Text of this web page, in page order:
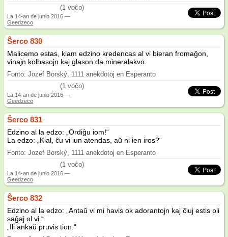
(1 voĉo)
La 14-an de junio 2016 —
Geedzeco
Ŝerco 830
Malicemo estas, kiam edzino kredencas al vi bieran fromaĝon,
vinajn kolbasojn kaj glason da mineralakvo.
Fonto: Jozef Borský, 1111 anekdotoj en Esperanto
(1 voĉo)
La 14-an de junio 2016 —
Geedzeco
Ŝerco 831
Edzino al la edzo: „Ordiĝu iom!“
La edzo: „Kial, ĉu vi iun atendas, aŭ ni ien iros?“
Fonto: Jozef Borský, 1111 anekdotoj en Esperanto
(1 voĉo)
La 14-an de junio 2016 —
Geedzeco
Ŝerco 832
Edzino al la edzo: „Antaŭ vi mi havis ok adorantojn kaj ĉiuj estis pli
saĝaj ol vi.“
„Ili ankaŭ pruvis tion.“